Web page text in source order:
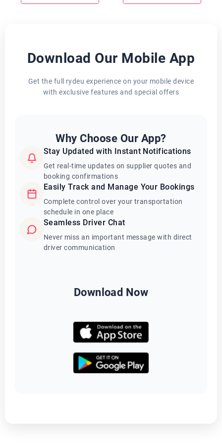
Download Our Mobile App
Get the full rydeu experience on your mobile device
with exclusive features and special offers
Why Choose Our App?
Stay Updated with Instant Notifications
Get real-time updates on supplier quotes and
booking confirmations
Easily Track and Manage Your Bookings
Complete control over your transportation
schedule in one place
Seamless Driver Chat
Never miss an important message with direct
driver communication
Download Now